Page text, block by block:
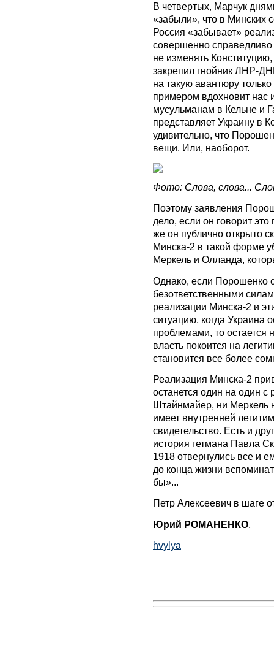
В четвертых, Марчук
«забыли», что в Минских
Россия «забывает»
совершенно справедливо
не изменять
закрепил гнойник ЛНР-
на такую авантюру
примером вдохновит нас
мусульманам в Кельне и
представляет Украину в
удивительно, что
вещи. Или, наоборот.
Фото: Слова, слова...
Поэтому заявления
дело, если он говорит
же он публично открыто
Минска-2 в такой форме
Меркель и Олланда,
Однако, если Порошенко
безответственными
реализации Минска-2 и
ситуацию, когда Украина
проблемами, то остается
власть покоится на
становится все более
Реализация Минска-2
останется один на один
Штайнмайер, ни Меркель
имеет внутренней
свидетельство. Есть и
история гетмана Павла
1918 отвернулись все и
до конца жизни
бы»...
Петр Алексеевич в шаге
Юрий РОМАНЕНКО
hvylya